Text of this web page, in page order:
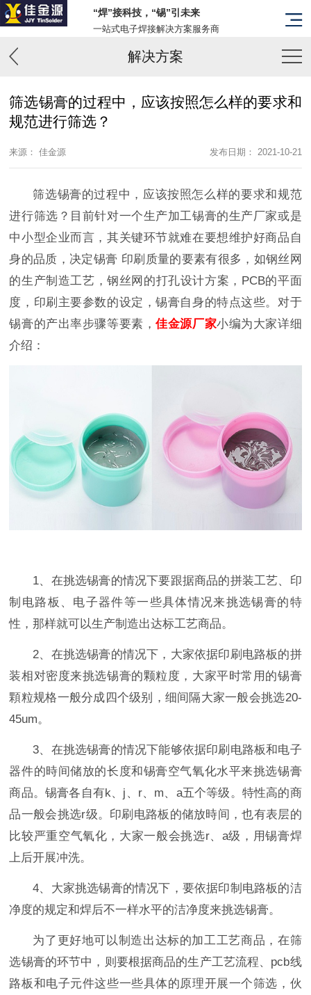
“焊”接科技，“锡”引未来
一站式电子焊接解决方案服务商
解决方案
筛选锡膏的过程中，应该按照怎么样的要求和
规范进行筛选？
来源： 佳金源 发布日期： 2021-10-21
筛选锡膏的过程中，应该按照怎么样的要求和规范
进行筛选？目前针对一个生产加工锡膏的生产厂家或是
中小型企业而言，其关键环节就难在要想维护好商品自
身的品质，决定锡膏 印刷质量的要素有很多，如钢丝网
的生产制造工艺，钢丝网的打孔设计方案，PCB的平面
度，印刷主要参数的设定，锡膏自身的特点这些。对于
锡膏的产出率步骤等要素，佳金源厂家小编为大家详细
介绍：
1、在挑选锡膏的情况下要跟据商品的拼装工艺、印
制电路板、电子器件等一些具体情况来挑选锡膏的特
性，那样就可以生产制造出达标工艺商品。
2、在挑选锡膏的情况下，大家依据印刷电路板的拼
装相对密度来挑选锡膏的颗粒度，大家平时常用的锡膏
顆粒规格一般分成四个级别，细间隔大家一般会挑选20-
45um。
3、在挑选锡膏的情况下能够依据印刷电路板和电子
器件的時间储放的长度和锡膏空气氧化水平来挑选锡膏
商品。锡膏各自有k、j、r、m、a五个等级。特性高的商
品一般会挑选r级。印刷电路板的储放時间，也有表层的
比较严重空气氧化，大家一般会挑选r、a级，用锡膏焊
上后开展冲洗。
4、大家挑选锡膏的情况下，要依据印制电路板的洁
净度的规定和焊后不一样水平的洁净度来挑选锡膏。
为了更好地可以制造出达标的加工工艺商品，在筛
选锡膏的环节中，则要根据商品的生产工艺流程、pcb线
路板和电子元件这些一些具体的原理开展一个筛选，伙